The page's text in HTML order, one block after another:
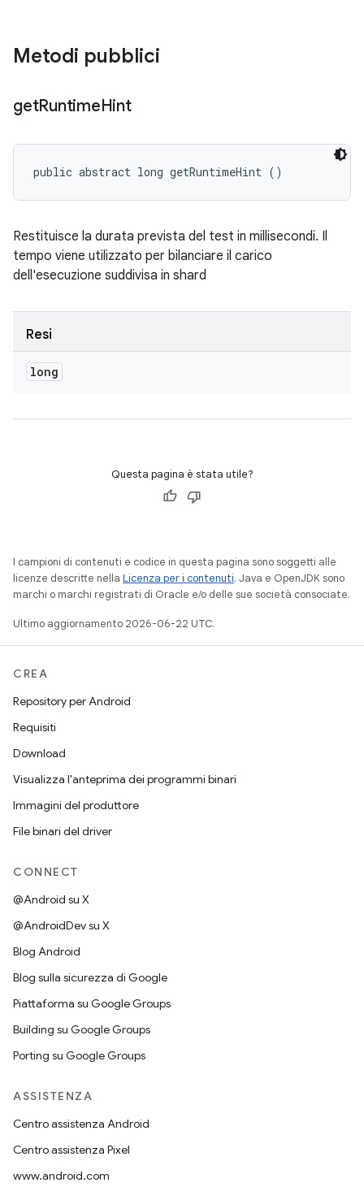
Metodi pubblici
getRuntimeHint
public abstract long getRuntimeHint ()
Restituisce la durata prevista del test in millisecondi. Il
tempo viene utilizzato per bilanciare il carico
dell'esecuzione suddivisa in shard
Resi
long
Questa pagina è stata utile?
I campioni di contenuti e codice in questa pagina sono soggetti alle
licenze descritte nella Licenza per i contenuti. Java e OpenJDK sono
marchi o marchi registrati di Oracle e/o delle sue società consociate.
Ultimo aggiornamento 2026-06-22 UTC.
CREA
Repository per Android
Requisiti
Download
Visualizza l'anteprima dei programmi binari
Immagini del produttore
File binari del driver
CONNECT
@Android su X
@AndroidDev su X
Blog Android
Blog sulla sicurezza di Google
Piattaforma su Google Groups
Building su Google Groups
Porting su Google Groups
ASSISTENZA
Centro assistenza Android
Centro assistenza Pixel
www.android.com